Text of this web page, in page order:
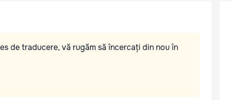
de traducere, vă rugăm să încercați din nou în